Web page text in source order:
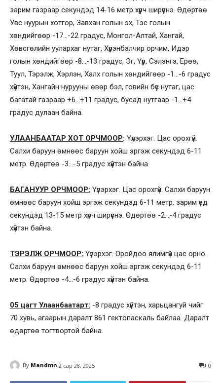
зарим газраар секундэд 14-16 метр хүрч ширүүснэ. Өдөртөө
Увс нуурын хотгор, Завхан голын эх, Тэс голын
хөндийгөөр -17…-22 градус, Монгол-Алтай, Хангай,
Хөвсгөлийн уулархаг нутаг, Хүрэнбэлчир орчим, Идэр
голын хөндийгөөр -8…-13 градус, Эг, Үүр, Сэлэнгэ, Ерөө,
Туул, Тэрэлж, Хэрлэн, Халх голын хөндийгөөр -1…-6 градус
хүйтэн, Хангайн нурууны өвөр бэл, говийн бүс нутаг, цас
багатай газраар +6…+11 градус, бусад нутгаар -1…+4
градус дулаан байна.
УЛААНБААТАР ХОТ ОРЧМООР: Үүлэрхэг. Цас орохгүй.
Салхи баруун өмнөөс баруун хойш эргэж секундэд 6-11
метр. Өдөртөө -3…-5 градус хүйтэн байна.
БАГАНУУР ОРЧМООР: Үүлэрхэг. Цас орохгүй. Салхи баруун
өмнөөс баруун хойш эргэж секундэд 6-11 метр, зарим үед
секундэд 13-15 метр хүрч ширүүснэ. Өдөртөө -2…-4 градус
хүйтэн байна.
ТЭРЭЛЖ ОРЧМООР: Үүлэрхэг. Оройдоо ялимгүй цас орно.
Салхи баруун өмнөөс баруун хойш эргэж секундэд 6-11
метр. Өдөртөө -4…-6 градус хүйтэн байна.
05 цагт Улаанбаатарт: -8 градус хүйтэн, харьцангуй чийг
70 хувь, агаарын даралт 861 гектопаскаль байлаа. Даралт
өдөртөө тогтвортой байна.
By Mandmn 2 сар 28, 2025 0